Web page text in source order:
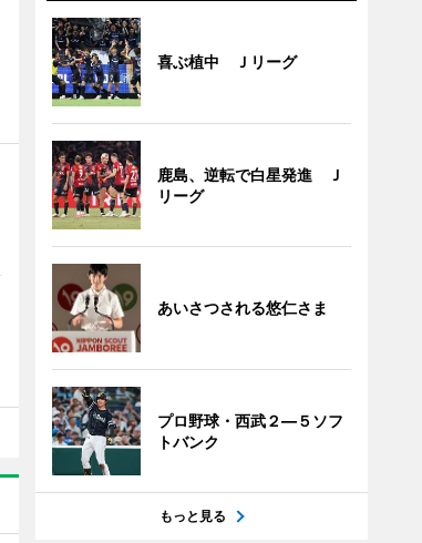
喜ぶ植中 Ｊリーグ
鹿島、逆転で白星発進 Ｊ
リーグ
あいさつされる悠仁さま
プロ野球・西武２―５ソフ
トバンク
もっと見る